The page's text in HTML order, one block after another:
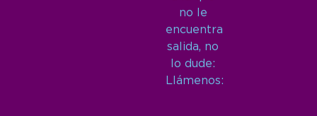
no le
encuentra
salida, no
lo dude:
Llámenos: